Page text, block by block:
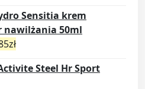
Sensitia krem
50ml
zł
Steel Hr Sport